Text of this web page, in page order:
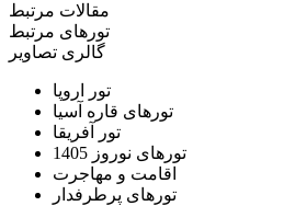
مقالات مرتبط
تورهای مرتبط
گالری تصاویر
تور اروپا
تورهای قاره آسیا
تور آفریقا
تورهای نوروز 1405
اقامت و مهاجرت
تورهای پرطرفدار